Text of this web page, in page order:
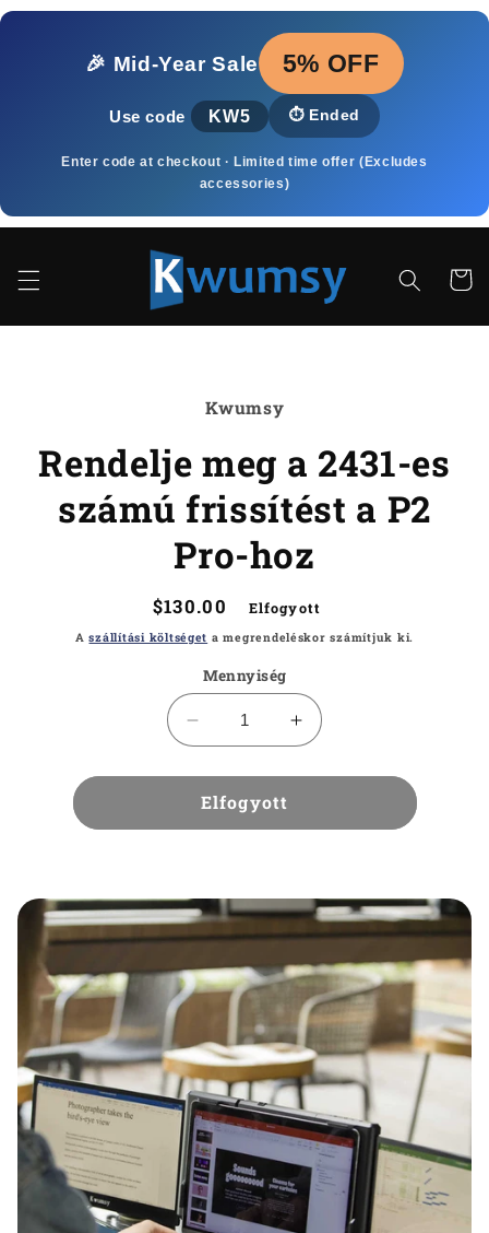
Ugrás a
🎉 Mid‑Year Sale
5% OFF
Use code KW5 ⏱️ Ended
Enter code at checkout · Limited time offer (Excludes
accessories)
Kosár
Kwumsy
Rendelje meg a 2431-es
számú frissítést a P2
Pro-hoz
Normál
ár
$130.00 Elfogyott
Aszállítási költséget a megrendeléskor számítjuk ki.
Mennyiség
Rendelje
meg
a
2431-
es
a
P2
Pro-
hoz
mennyiségének
csökkentése
Rendelje
meg
a
es
a
P2
Pro-
hoz
mennyiségének
növelése
Elfogyott